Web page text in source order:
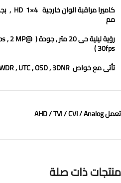
كاميرا مراقبة الوانخارجية 4×1 HD
,
مم
رؤية ليلية حى20متر, جودة ( , 2 MP@
30fps
)
تأتى مع خواص , UTC , OSD , 3DNR ,
تعمل AHD / TVI / CVI / Analog
منتجات ذات صلة